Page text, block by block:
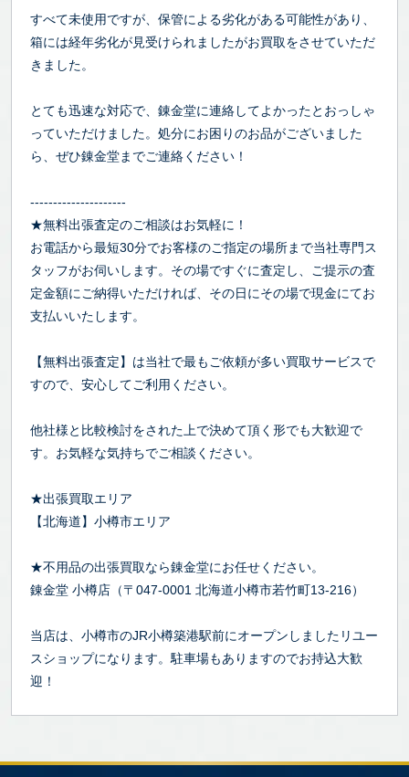
すべて未使用ですが、保管による劣化がある可能性があり、
箱には経年劣化が見受けられましたがお買取をさせていただ
きました。
とても迅速な対応で、錬金堂に連絡してよかったとおっしゃ
っていただけました。処分にお困りのお品がございました
ら、ぜひ錬金堂までご連絡ください！
---------------------
★無料出張査定のご相談はお気軽に！
お電話から最短30分でお客様のご指定の場所まで当社専門ス
タッフがお伺いします。その場ですぐに査定し、ご提示の査
定金額にご納得いただければ、その日にその場で現金にてお
支払いいたします。
【無料出張査定】は当社で最もご依頼が多い買取サービスで
すので、安心してご利用ください。
他社様と比較検討をされた上で決めて頂く形でも大歓迎で
す。お気軽な気持ちでご相談ください。
★出張買取エリア
【北海道】小樽市エリア
★不用品の出張買取なら錬金堂にお任せください。
錬金堂 小樽店（〒047-0001 北海道小樽市若竹町13-216）
当店は、小樽市のJR小樽築港駅前にオープンしましたリユー
スショップになります。駐車場もありますのでお持込大歓
迎！